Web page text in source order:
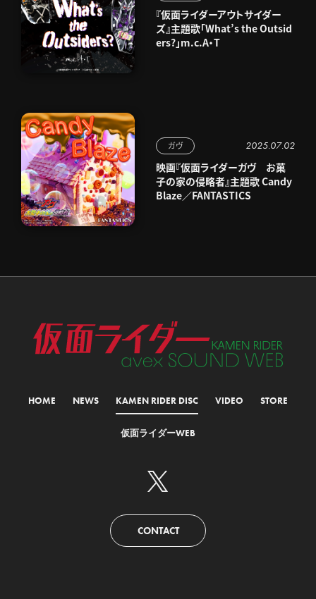
『仮面ライダーアウトサイダー
ズ』主題歌「What’s the Outsid
ers?」m.c.A・T
2025.07.02
ガヴ
映画『仮面ライダーガヴ お菓
子の家の侵略者』主題歌 Candy
Blaze／FANTASTICS
HOME NEWS KAMEN RIDER DISC VIDEO STORE
仮面ライダーWEB
CONTACT